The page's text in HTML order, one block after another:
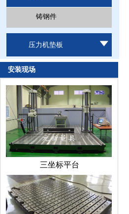
铸钢件
压力机垫板
安装现场
三坐标平台